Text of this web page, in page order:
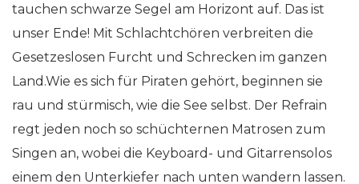
tauchen schwarze Segel am Horizont auf. Das ist
unser Ende! Mit Schlachtchören verbreiten die
Gesetzeslosen Furcht und Schrecken im ganzen
Land.Wie es sich für Piraten gehört, beginnen sie
rau und stürmisch, wie die See selbst. Der Refrain
regt jeden noch so schüchternen Matrosen zum
Singen an, wobei die Keyboard- und Gitarrensolos
einem den Unterkiefer nach unten wandern lassen.